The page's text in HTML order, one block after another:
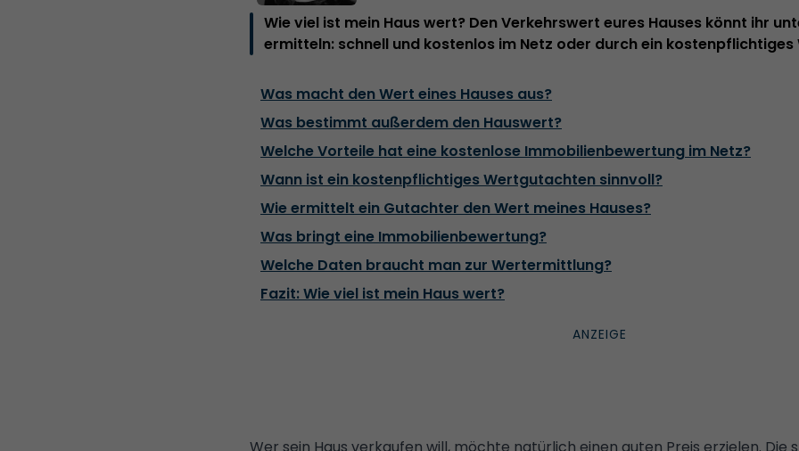
Wie viel ist mein Haus wert? Den Verkehrswert eures Hauses könnt ihr
ermitteln: schnell und kostenlos im Netz oder durch ein
Was macht den Wert eines Hauses aus?
Was bestimmt außerdem den Hauswert?
Welche Vorteile hat eine kostenlose Immobilienbewertung im Netz?
Wann ist ein kostenpflichtiges Wertgutachten sinnvoll?
Wie ermittelt ein Gutachter den Wert meines Hauses?
Was bringt eine Immobilienbewertung?
Welche Daten braucht man zur Wertermittlung?
Fazit: Wie viel ist mein Haus wert?